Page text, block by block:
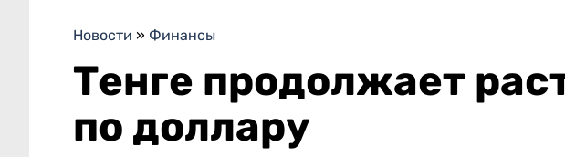
Новости » Финансы
Тенге продолжает
по доллару